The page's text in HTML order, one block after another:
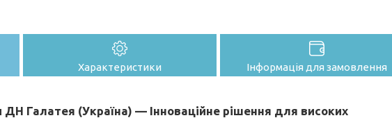
Характеристики Інформація для замовлення
ДН Галатея (Україна) — Інноваційне рішення для високих